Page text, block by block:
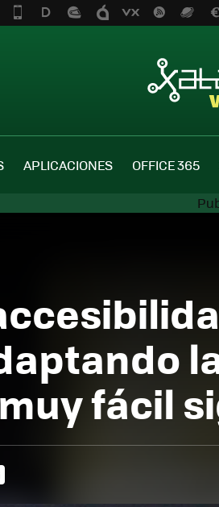
APLICACIONES OFFICE 365
fácil